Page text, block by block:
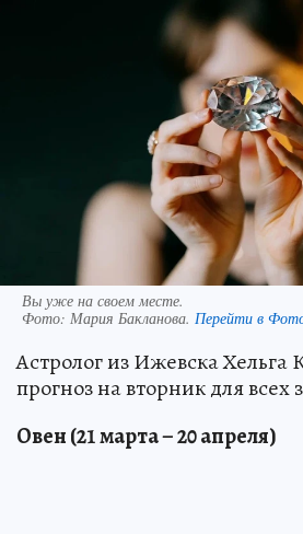
Вы уже на своем месте.
Фото: Мария Бакланова. Перейти в
Астролог из Ижевска Хельга
прогноз на вторник для всех
Овен (21 марта – 20 апреля)